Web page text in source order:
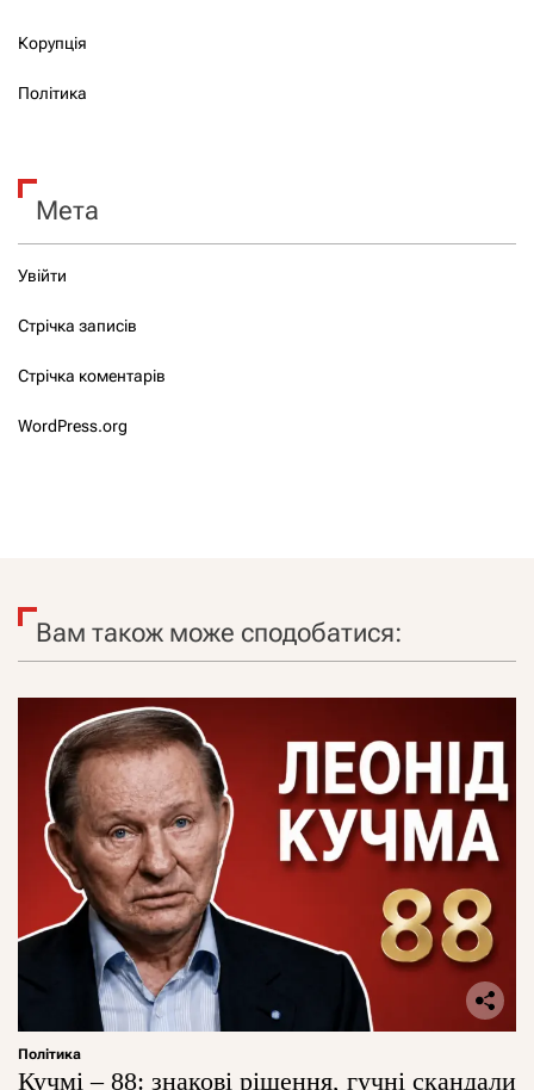
Корупція
Політика
Мета
Увійти
Стрічка записів
Стрічка коментарів
WordPress.org
Вам також може сподобатися:
Політика
Кучмі – 88: знакові рішення, гучні скандали